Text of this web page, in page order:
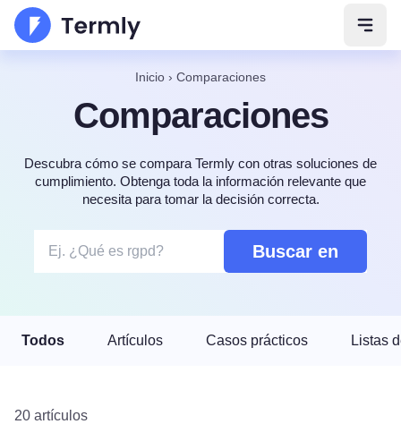
Abrir
Inicio › Comparaciones
Comparaciones
Descubra cómo se compara Termly con otras soluciones de
cumplimiento. Obtenga toda la información relevante que
necesita para tomar la decisión correcta.
Buscar en
Todos Artículos Casos prácticos Listas
20 artículos